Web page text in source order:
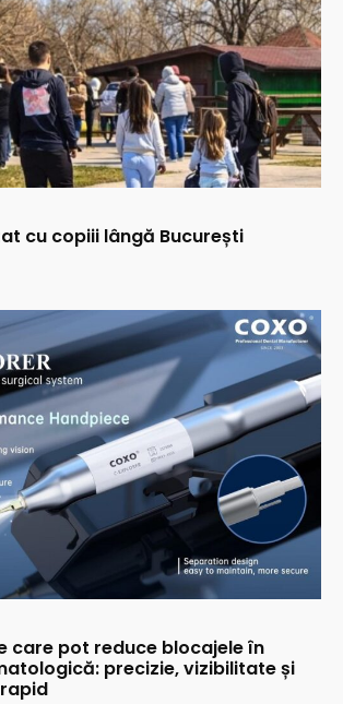
cu copiii lângă București
care pot reduce blocajele în
precizie, vizibilitate și